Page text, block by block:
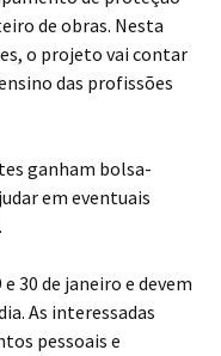
de obras. Nesta
o projeto vai contar
das profissões
ganham bolsa-
em eventuais
30 de janeiro e devem
As interessadas
pessoais e